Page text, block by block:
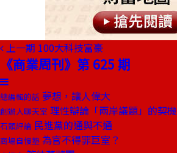
上一期 100大科技富豪
《商業周刊》第 625 期
總編輯的話 夢想，讓人偉大
創辦人聊天室 理性辯論「兩岸議題」的契機
石頭評論 民進黨的通與不通
商場自慢塾 為官不得罪巨室？